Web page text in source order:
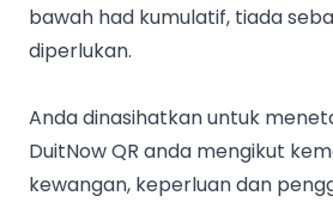
bawah had kumulatif, tiada
diperlukan.
Anda dinasihatkan untuk
DuitNow QR anda mengikut
kewangan, keperluan dan